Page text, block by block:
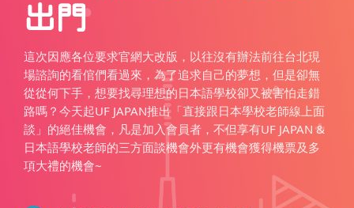
出門
這次因應各位要求官網大改版，以往沒有辦法前往台北現
場諮詢的看倌們看過來，為了追求自己的夢想，但是卻無
從從何下手，想要找尋理想的日本語學校卻又被害怕走錯
路嗎？今天起UF JAPAN推出「直接跟日本學校老師線上面
談」的絕佳機會，凡是加入會員者，不但享有UF JAPAN &
日本語學校老師的三方面談機會外更有機會獲得機票及多
項大禮的機會~